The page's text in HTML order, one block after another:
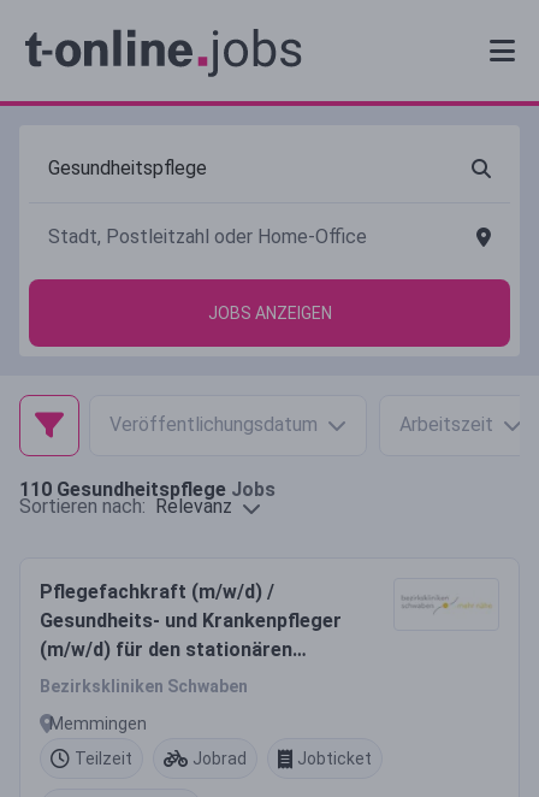
JOBS ANZEIGEN
Veröffentlichungsdatum Arbeitszeit
110 Gesundheitspflege Jobs
Sortieren nach: Relevanz
Pflegefachkraft (m/w/d) /
Gesundheits- und Krankenpfleger
(m/w/d) für den stationären
Bereich
Bezirkskliniken Schwaben
Memmingen
Teilzeit
Jobrad Jobticket